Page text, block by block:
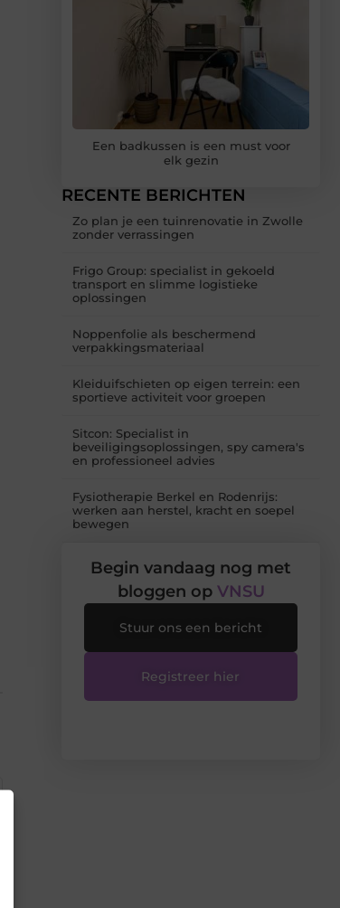
Een badkussen is een must voor
elk gezin
RECENTE BERICHTEN
Zo plan je een tuinrenovatie in Zwolle
zonder verrassingen
Frigo Group: specialist in gekoeld
transport en slimme logistieke
oplossingen
Noppenfolie als beschermend
verpakkingsmateriaal
Kleiduifschieten op eigen terrein: een
sportieve activiteit voor groepen
Sitcon: Specialist in
beveiligingsoplossingen, spy camera's
en professioneel advies
Fysiotherapie Berkel en Rodenrijs:
werken aan herstel, kracht en soepel
bewegen
Begin vandaag nog met
bloggen op VNSU
Stuur ons een bericht
Registreer hier